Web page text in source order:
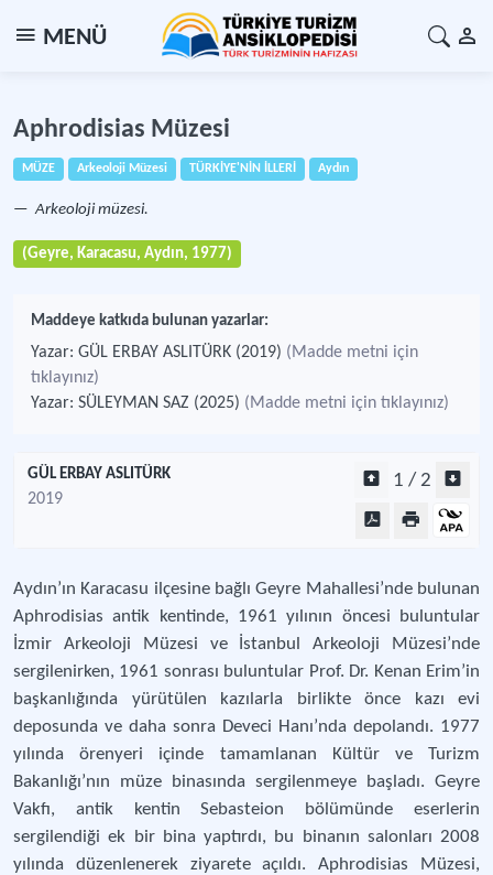
MENÜ
Aphrodisias Müzesi
MÜZE Arkeoloji Müzesi TÜRKİYE'NİN İLLERİ Aydın
Arkeoloji müzesi.
(Geyre, Karacasu, Aydın, 1977)
Maddeye katkıda bulunan yazarlar:
Yazar: GÜL ERBAY ASLITÜRK (2019) (Madde metni için
tıklayınız)
Yazar: SÜLEYMAN SAZ (2025) (Madde metni için tıklayınız)
GÜL ERBAY ASLITÜRK
2019
1 / 2
Aydın’ın Karacasu ilçesine bağlı Geyre Mahallesi’nde bulunan
Aphrodisias antik kentinde, 1961 yılının öncesi buluntular
İzmir Arkeoloji Müzesi ve İstanbul Arkeoloji Müzesi’nde
sergilenirken, 1961 sonrası buluntular Prof. Dr. Kenan Erim’in
başkanlığında yürütülen kazılarla birlikte önce kazı evi
deposunda ve daha sonra Deveci Hanı’nda depolandı. 1977
yılında örenyeri içinde tamamlanan Kültür ve Turizm
Bakanlığı’nın müze binasında sergilenmeye başladı. Geyre
Vakfı, antik kentin Sebasteion bölümünde eserlerin
sergilendiği ek bir bina yaptırdı, bu binanın salonları 2008
yılında düzenlenerek ziyarete açıldı. Aphrodisias Müzesi,